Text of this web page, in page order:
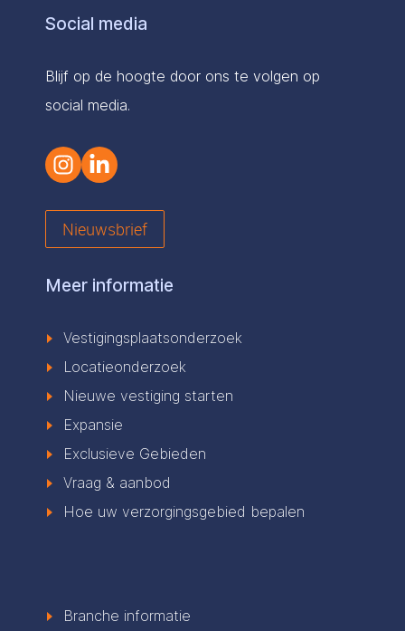
Social media
Blijf op de hoogte door ons te volgen op
social media.
Nieuwsbrief
Meer informatie
Vestigingsplaatsonderzoek
Locatieonderzoek
Nieuwe vestiging starten
Expansie
Exclusieve Gebieden
Vraag & aanbod
Hoe uw verzorgingsgebied bepalen
Branche informatie